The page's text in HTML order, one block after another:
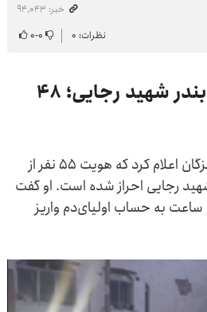
خبر: ۹۴٬۰۴۳
نظرات: ۰ ۰-۰
واریز دیه متوفیان بندر شهید رجایی؛ ۴۸
رئیس کل دادگستری هرمزگان اعلام کرد که هویت ۵۵ نفر از
رجایی احراز شده است. او گفت
که دیه متوفیان ظرف ۴۸ ساعت به حساب اولیای‌دم واریز